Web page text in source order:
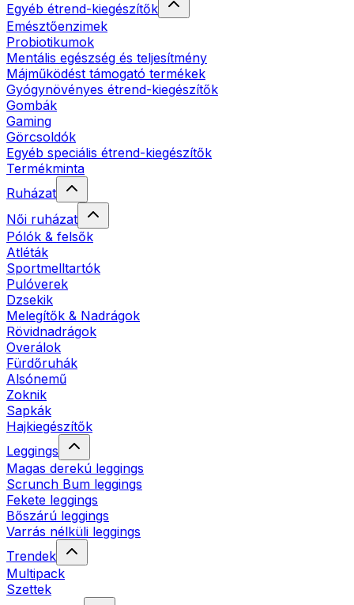
Egyéb étrend-kiegészítők
Emésztőenzimek
Probiotikumok
Mentális egészség és teljesítmény
Májműködést támogató termékek
Gyógynövényes étrend-kiegészítők
Gombák
Gaming
Görcsoldók
Egyéb speciális étrend-kiegészítők
Termékminta
Ruházat
Női ruházat
Pólók & felsők
Atléták
Sportmelltartók
Pulóverek
Dzsekik
Melegítők & Nadrágok
Rövidnadrágok
Overálok
Fürdőruhák
Alsónemű
Zoknik
Sapkák
Hajkiegészítők
Leggings
Magas derekú leggings
Scrunch Bum leggings
Fekete leggings
Bőszárú leggings
Varrás nélküli leggings
Trendek
Multipack
Szettek